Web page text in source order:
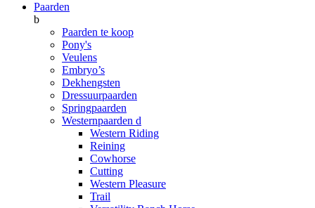
Paarden
b
Paarden te koop
Pony's
Veulens
Embryo’s
Dekhengsten
Dressuurpaarden
Springpaarden
Westernpaarden d
Western Riding
Reining
Cowhorse
Cutting
Western Pleasure
Trail